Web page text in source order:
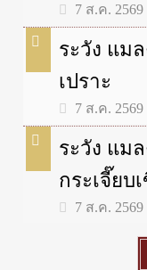
7 ส.ค. 2569
ระวัง แม
เปราะ
7 ส.ค. 2569
ระวัง แม
กระเจี๊ยบ
7 ส.ค. 2569